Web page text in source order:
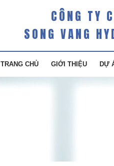
CÔNG TY
SONG VANG
TRANG CHỦ GIỚI THIỆU DỰ